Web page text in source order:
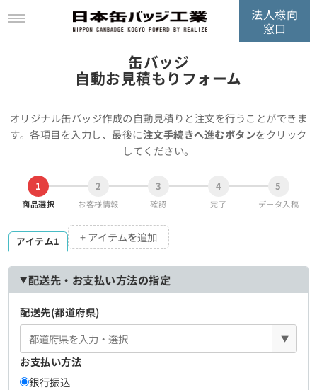
法人様向
窓口
缶バッジ
自動お見積もりフォーム
オリジナル缶バッジ作成の自動見積りと注文を行うことができま
す。各項目を入力し、最後に注文手続きへ進むボタンをクリック
してください。
1
商品選択
2
お客様情報
3
確認
4
完了
5
データ入稿
アイテム1 + アイテムを追加
配送先・お支払い方法の指定
配送先(都道府県)
▼
お支払い方法
銀行振込